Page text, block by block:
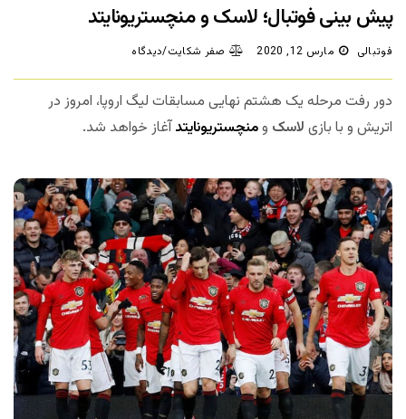
پیش بینی فوتبال؛ لاسک و منچستریونایتد
فوتبالی مارس 12, 2020 صفر شکایت/دیدگاه
دور رفت مرحله یک هشتم نهایی مسابقات لیگ اروپا، امروز در
اتریش و با بازی لاسک ومنچستریونایتدآغاز خواهد شد.